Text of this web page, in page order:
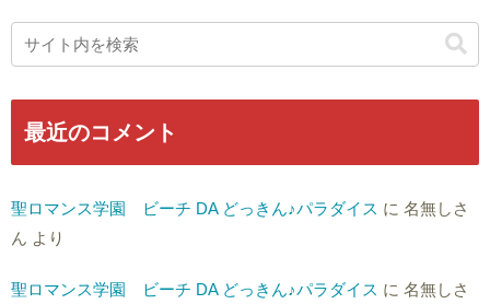
最近のコメント
聖ロマンス学園 ビーチ DA どっきん♪パラダイス に 名無しさ
ん より
聖ロマンス学園 ビーチ DA どっきん♪パラダイス に 名無しさ